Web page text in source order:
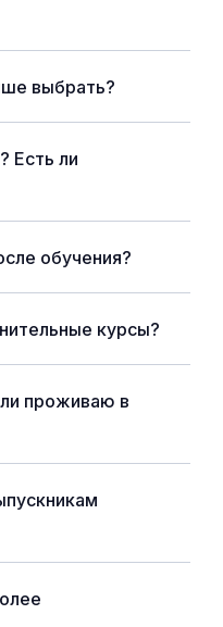
выбрать?
Есть ли
обучения?
курсы?
проживаю в